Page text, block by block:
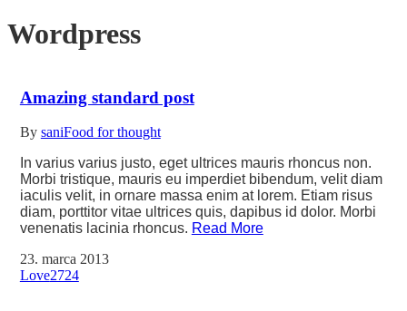
Wordpress
Amazing standard post
By saniFood for thought
In varius varius justo, eget ultrices mauris rhoncus non.
Morbi tristique, mauris eu imperdiet bibendum, velit diam
iaculis velit, in ornare massa enim at lorem. Etiam risus
diam, porttitor vitae ultrices quis, dapibus id dolor. Morbi
venenatis lacinia rhoncus. Read More
23. marca 2013
Love2724